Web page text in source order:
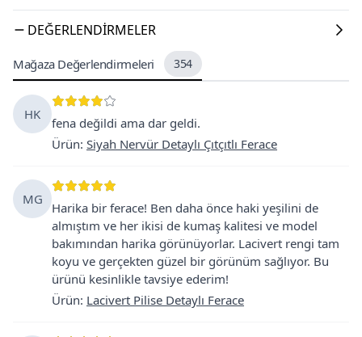
DEĞERLENDIRMELER
Mağaza Değerlendirmeleri 354
HK
fena değildi ama dar geldi.
Ürün: Siyah Nervür Detaylı Çıtçıtlı Ferace
MG
Harika bir ferace! Ben daha önce haki yeşilini de
almıştım ve her ikisi de kumaş kalitesi ve model
bakımından harika görünüyorlar. Lacivert rengi tam
koyu ve gerçekten güzel bir görünüm sağlıyor. Bu
ürünü kesinlikle tavsiye ederim!
Ürün: Lacivert Pilise Detaylı Ferace